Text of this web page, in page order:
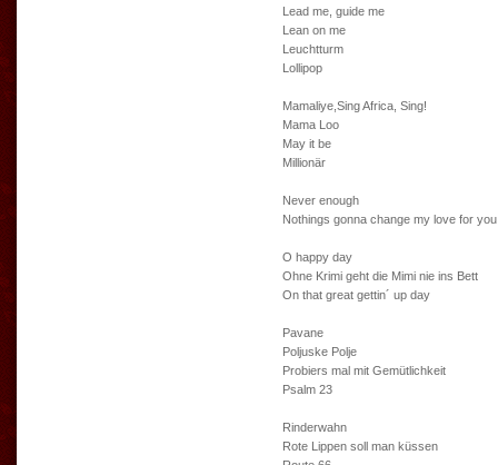
Lead me, guide me
Lean on me
Leuchtturm
Lollipop
Mamaliye,Sing Africa, Sing!
Mama Loo
May it be
Millionär
Never enough
Nothings gonna change my love for you
O happy day
Ohne Krimi geht die Mimi nie ins Bett
On that great gettin´ up day
Pavane
Poljuske Polje
Probiers mal mit Gemütlichkeit
Psalm 23
Rinderwahn
Rote Lippen soll man küssen